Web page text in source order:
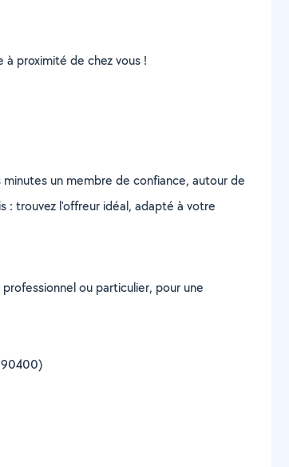
proximité de chez vous !
un membre de confiance, autour de
: trouvez l'offreur idéal, adapté à votre
ou particulier, pour une
90400)